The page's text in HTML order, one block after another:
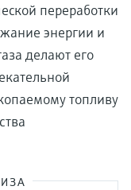
переработки
энергии и
делают его
топливу